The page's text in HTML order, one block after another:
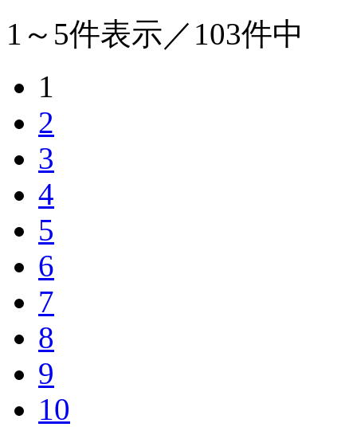
1～5件表示／ 103件中
1
2
3
4
5
6
7
8
9
10